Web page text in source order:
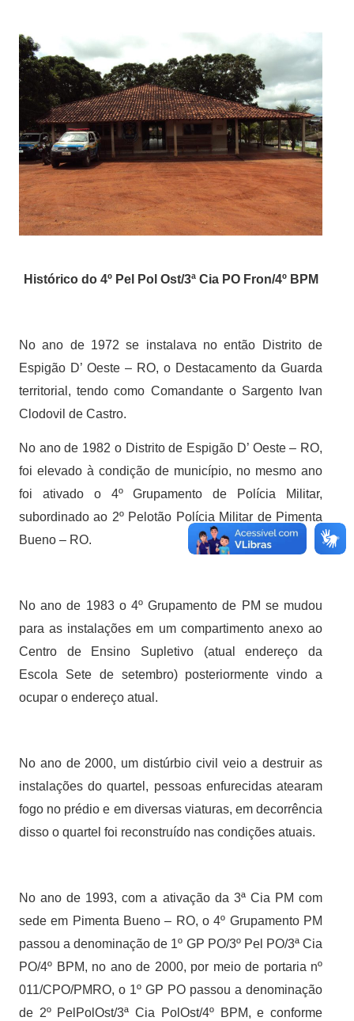
Histórico do 4º Pel Pol Ost/3ª Cia PO Fron/4º BPM
No ano de 1972 se instalava no então Distrito de
Espigão D’ Oeste – RO, o Destacamento da Guarda
territorial, tendo como Comandante o Sargento Ivan
Clodovil de Castro.
No ano de 1982 o Distrito de Espigão D’ Oeste – RO,
foi elevado à condição de município, no mesmo ano
foi ativado o 4º Grupamento de Polícia Militar,
subordinado ao 2º Pelotão Polícia Militar de Pimenta
Bueno – RO.
No ano de 1983 o 4º Grupamento de PM se mudou
para as instalações em um compartimento anexo ao
Centro de Ensino Supletivo (atual endereço da
Escola Sete de setembro) posteriormente vindo a
ocupar o endereço atual.
No ano de 2000, um distúrbio civil veio a destruir as
instalações do quartel, pessoas enfurecidas atearam
fogo no prédio e em diversas viaturas, em decorrência
disso o quartel foi reconstruído nas condições atuais.
No ano de 1993, com a ativação da 3ª Cia PM com
sede em Pimenta Bueno – RO, o 4º Grupamento PM
passou a denominação de 1º GP PO/3º Pel PO/3ª Cia
PO/4º BPM, no ano de 2000, por meio de portaria nº
011/CPO/PMRO, o 1º GP PO passou a denominação
de 2º PelPolOst/3ª Cia PolOst/4º BPM, e conforme